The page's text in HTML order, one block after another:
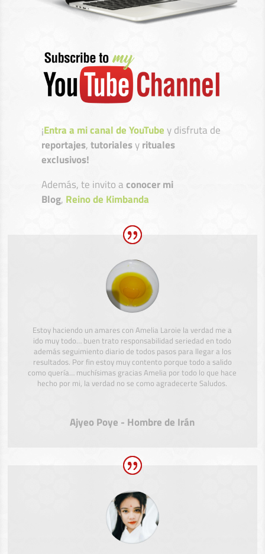
¡Entra a mi canal de YouTubey disfruta de
reportajes,tutorialesyrituales
exclusivos!
Además, te invito aconocer mi
Blog, Reino de Kimbanda
Estoy haciendo un amares con Amelia Laroie la verdad me a
ido muy todo… buen trato responsabilidad seriedad en todo
además seguimiento diario de todos pasos para llegar a los
resultados. Por fin estoy muy contento porque todo a salido
como quería… muchísimas gracias Amelia por todo lo que hace
hecho por mi, la verdad no se como agradecerte Saludos.
Ajyeo Poye - Hombre de Irán